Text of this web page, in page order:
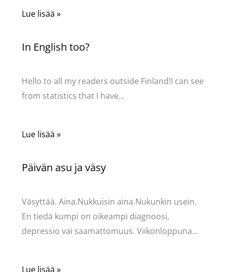
Lue lisää »
In English too?
Hello to all my readers outside Finland!I can see
from statistics that I have…
Lue lisää »
Päivän asu ja väsy
Väsyttää. Aina.Nukkuisin aina.Nukunkin usein.
En tiedä kumpi on oikeampi diagnoosi,
depressio vai saamattomuus. Viikonloppuna…
Lue lisää »